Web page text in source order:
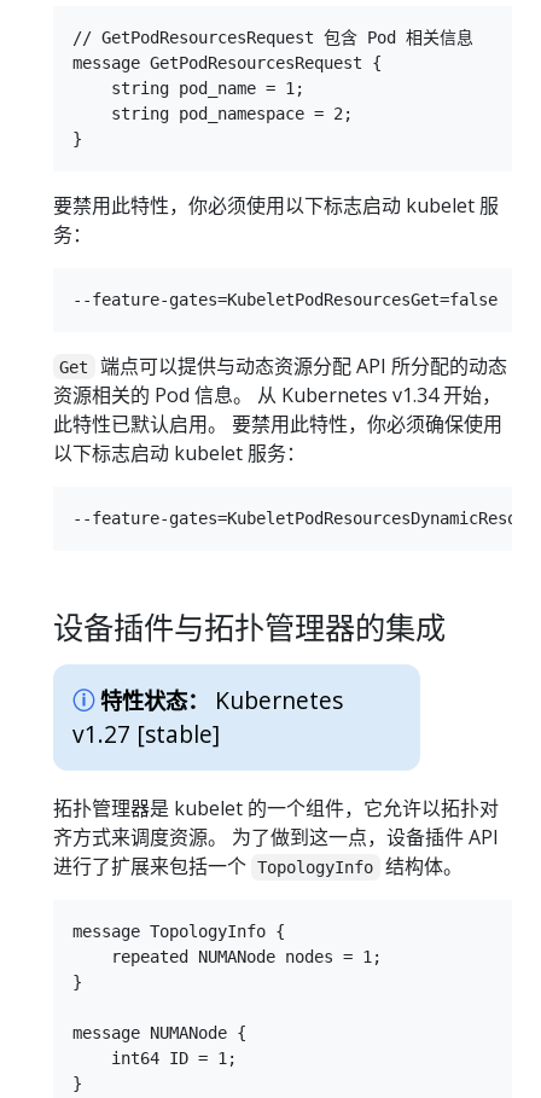
// GetPodResourcesRequest 包含 Pod 相关信息
message GetPodResourcesRequest {
    string pod_name = 1;
    string pod_namespace = 2;
要禁用此特性，你必须使用以下标志启动 kubelet 服
务：
Get
端点可以提供与动态资源分配 API 所分配的动态
资源相关的 Pod 信息。 从 Kubernetes v1.34 开始，
此特性已默认启用。 要禁用此特性，你必须确保使用
以下标志启动 kubelet 服务：
设备插件与拓扑管理器的集成
特性状态：
Kubernetes
v1.27 [stable]
拓扑管理器是 kubelet 的一个组件，它允许以拓扑对
齐方式来调度资源。 为了做到这一点，设备插件 API
进行了扩展来包括一个 TopologyInfo 结构体。
message TopologyInfo {
    repeated NUMANode nodes = 1;
}
message NUMANode {
    int64 ID = 1;